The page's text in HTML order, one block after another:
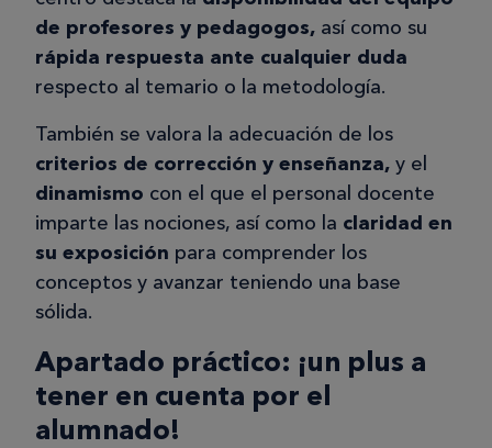
tipo. Dicho esto tampoco se la
cantidad de alumnos que somos y
entiendo que tener un trato así con
todos puede ser agotador. Pero mi
profesora en concreto ha tenido un
trato muy cordial y correcto, y estoy
muy contento con todo el trayecto y
experiencia que he obtenido.
MM
Marina M.
de profesores y pedagogos, así como su
rápida respuesta ante cualquier duda
respecto al temario o la metodología.
También se valora la adecuación de los
criterios de corrección y enseñanza, y el
dinamismo con el que el personal docente
imparte las nociones, así como la claridad en
su exposición para comprender los
conceptos y avanzar teniendo una base
sólida.
Apartado práctico: ¡un plus a
tener en cuenta por el
alumnado!